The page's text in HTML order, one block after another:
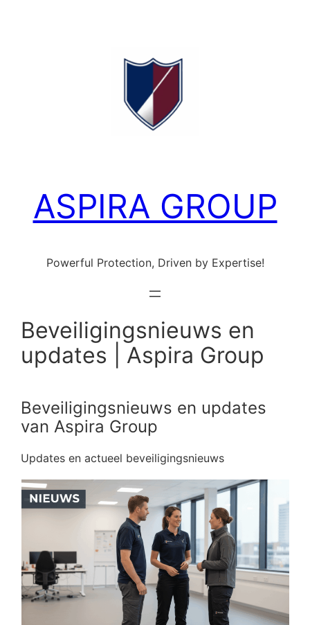
ASPIRA GROUP
Powerful Protection, Driven by Expertise!
Beveiligingsnieuws en
updates | Aspira Group
Beveiligingsnieuws en updates
van Aspira Group
Updates en actueel beveiligingsnieuws